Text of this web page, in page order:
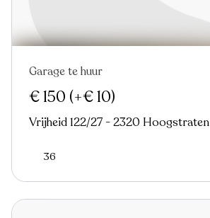
Garage te huur
€ 150 (+€ 10)
Vrijheid 122/27 - 2320 Hoogstraten
36